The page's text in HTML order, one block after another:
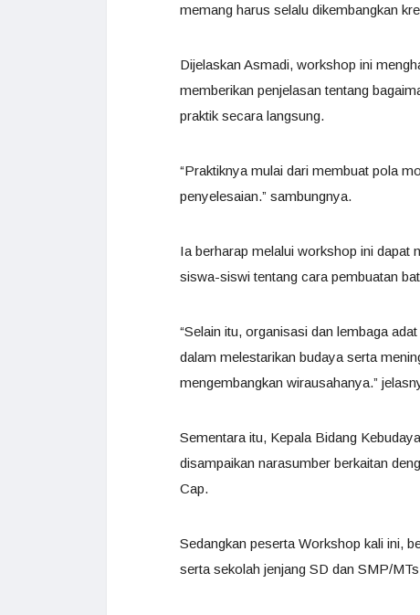
memang harus selalu dikembangkan
Dijelaskan Asmadi, workshop ini
memberikan penjelasan tentang
praktik secara langsung.
“Praktiknya mulai dari membuat pola
penyelesaian.” sambungnya.
Ia berharap melalui workshop ini dapat
siswa-siswi tentang cara pembuatan
“Selain itu, organisasi dan lembaga
dalam melestarikan budaya serta
mengembangkan wirausahanya.”
Sementara itu, Kepala Bidang
disampaikan narasumber berkaitan
Cap.
Sedangkan peserta Workshop kali ini,
serta sekolah jenjang SD dan SMP/